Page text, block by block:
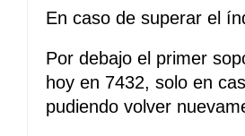
En caso de superar el
Por debajo el primer
hoy en 7432, solo en
pudiendo volver